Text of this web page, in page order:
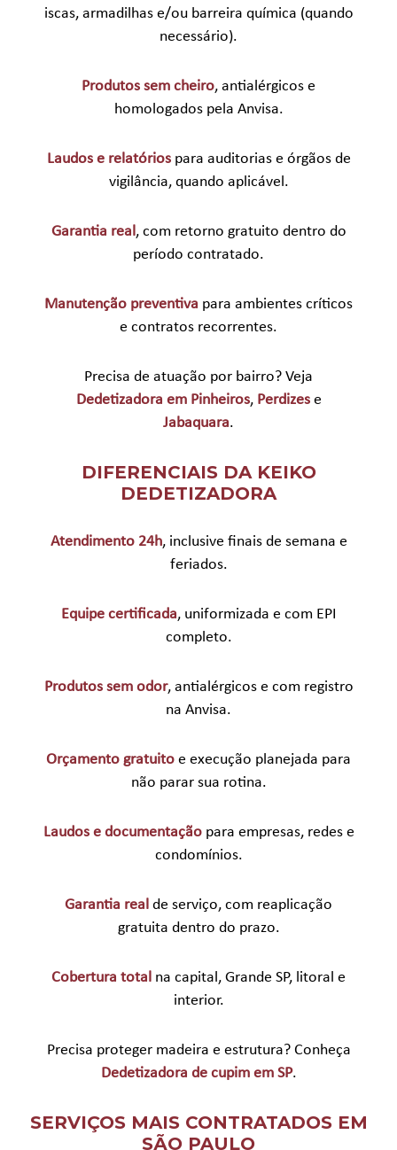
iscas, armadilhas e/ou barreira química (quando
necessário).
Produtos sem cheiro, antialérgicos e
homologados pela Anvisa.
Laudos e relatóriospara auditorias e órgãos de
vigilância, quando aplicável.
Garantia real, com retorno gratuito dentro do
período contratado.
Manutenção preventiva para ambientes críticos
e contratos recorrentes.
Precisa de atuação por bairro? Veja
Dedetizadora em Pinheiros, Perdizese
Jabaquara.
DIFERENCIAIS DA KEIKO
DEDETIZADORA
Atendimento 24h, inclusive finais de semana e
feriados.
Equipe certificada, uniformizada e com EPI
completo.
Produtos sem odor, antialérgicos e com registro
na Anvisa.
Orçamento gratuito e execução planejada para
não parar sua rotina.
Laudos e documentaçãopara empresas, redes e
condomínios.
Garantia real de serviço, com reaplicação
gratuita dentro do prazo.
Cobertura total na capital, Grande SP, litoral e
interior.
Precisa proteger madeira e estrutura? Conheça
Dedetizadora de cupim em SP.
SERVIÇOS MAIS CONTRATADOS EM
SÃO PAULO